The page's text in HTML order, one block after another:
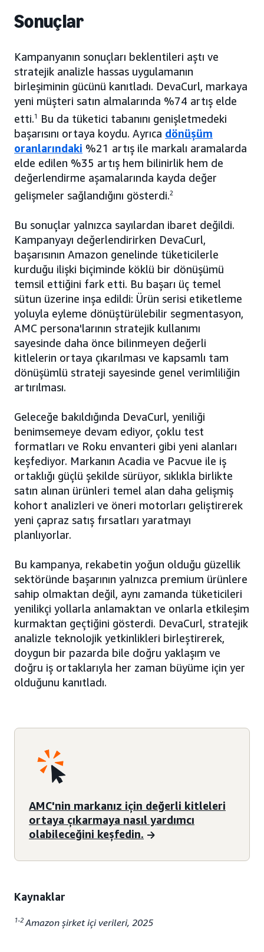
Sonuçlar
Kampanyanın sonuçları beklentileri aştı ve
stratejik analizle hassas uygulamanın
birleşiminin gücünü kanıtladı. DevaCurl, markaya
yeni müşteri satın almalarında %74 artış elde
etti.1
Bu da tüketici tabanını genişletmedeki
başarısını ortaya koydu. Ayrıca dönüşüm
oranlarındaki %21 artış ile markalı aramalarda
elde edilen %35 artış hem bilinirlik hem de
değerlendirme aşamalarında kayda değer
gelişmeler sağlandığını gösterdi.2
Bu sonuçlar yalnızca sayılardan ibaret değildi.
Kampanyayı değerlendirirken DevaCurl,
başarısının Amazon genelinde tüketicilerle
kurduğu ilişki biçiminde köklü bir dönüşümü
temsil ettiğini fark etti. Bu başarı üç temel
sütun üzerine inşa edildi: Ürün serisi etiketleme
yoluyla eyleme dönüştürülebilir segmentasyon,
AMC persona'larının stratejik kullanımı
sayesinde daha önce bilinmeyen değerli
kitlelerin ortaya çıkarılması ve kapsamlı tam
dönüşümlü strateji sayesinde genel verimliliğin
artırılması.
Geleceğe bakıldığında DevaCurl, yeniliği
benimsemeye devam ediyor, çoklu test
formatları ve Roku envanteri gibi yeni alanları
keşfediyor. Markanın Acadia ve Pacvue ile iş
ortaklığı güçlü şekilde sürüyor, sıklıkla birlikte
satın alınan ürünleri temel alan daha gelişmiş
kohort analizleri ve öneri motorları geliştirerek
yeni çapraz satış fırsatları yaratmayı
planlıyorlar.
Bu kampanya, rekabetin yoğun olduğu güzellik
sektöründe başarının yalnızca premium ürünlere
sahip olmaktan değil, aynı zamanda tüketicileri
yenilikçi yollarla anlamaktan ve onlarla etkileşim
kurmaktan geçtiğini gösterdi. DevaCurl, stratejik
analizle teknolojik yetkinlikleri birleştirerek,
doygun bir pazarda bile doğru yaklaşım ve
doğru iş ortaklarıyla her zaman büyüme için yer
olduğunu kanıtladı.
AMC'nin markanız için değerli kitleleri
ortaya çıkarmaya nasıl yardımcı
olabileceğini keşfedin.
Kaynaklar
1-2 Amazon şirket içi verileri, 2025